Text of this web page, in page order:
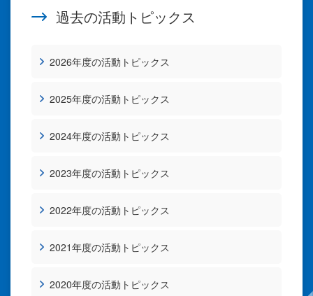
過去の活動トピックス
2026年度の活動トピックス
2025年度の活動トピックス
2024年度の活動トピックス
2023年度の活動トピックス
2022年度の活動トピックス
2021年度の活動トピックス
2020年度の活動トピックス